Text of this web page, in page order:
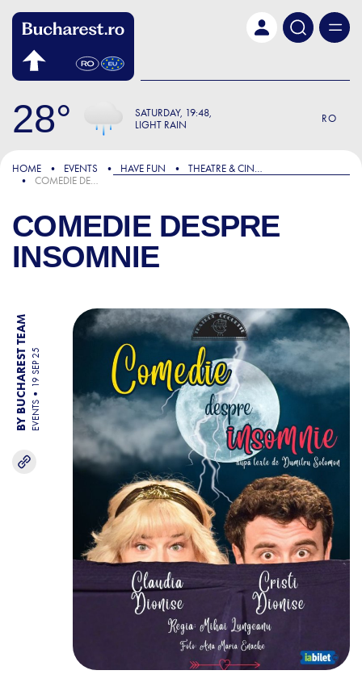
28 SATURDAY 19:48
LIGHT RAIN
RO
HOME EVENTS HAVE FUN
THEATRE & CINEMA
COMEDIE DESPRE INSOMNIE
COMEDIE DESPRE
INSOMNIE
BY BUCHAREST TEAM EVENTS
19 SEP 25